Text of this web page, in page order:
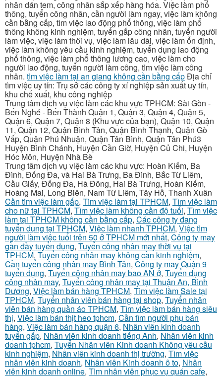
nhân dán tem, công nhân sắp xếp hàng hóa. Việc làm phổ
thông, tuyển công nhân, cần người làm ngay, việc làm không
cần bằng cấp, tìm việc lao động phổ thông, việc làm phổ
thông không kinh nghiệm, tuyển gấp công nhân, tuyển người
làm việc, việc làm thời vụ, việc làm lâu dài, việc làm ổn định,
việc làm không yêu cầu kinh nghiệm, tuyển dụng lao động
phổ thông, việc làm phổ thông lương cao, việc làm cho
người lao động, tuyển người làm công, tìm việc làm công
nhân. tìm việc làm tại an giang không cần bằng cấpĐịa chỉ
tìm việc uy tín: Trụ sở các công ty xí nghiệp sản xuất uy tín,
khu chế xuất, khu công nghiệp
Trung tâm dịch vụ việc làm các khu vực TPHCM: Sài Gòn -
Bến Nghé - Bến Thành Quận 1, Quận 3, Quận 4, Quận 5,
Quận 6, Quận 7, Quận 8 (Khu vực của bạn), Quận 10, Quận
11, Quận 12, Quận Bình Tân, Quận Bình Thạnh, Quận Gò
Vấp, Quận Phú Nhuận, Quận Tân Bình, Quận Tân Phú3
Huyện Bình Chánh, Huyện Cần Giờ, Huyện Củ Chi, Huyện
Hóc Môn, Huyện Nhà Bè
Trung tâm dịch vụ việc làm các khu vực: Hoàn Kiếm, Ba
Đình, Đống Đa, và Hai Bà Trưng, Ba Đình, Bắc Từ Liêm,
Cầu Giấy, Đống Đa, Hà Đông, Hai Bà Trưng, Hoàn Kiếm,
Hoàng Mai, Long Biên, Nam Từ Liêm, Tây Hồ, Thanh Xuân
Cần tìm việc làm gấp, Tìm việc làm tại TPHCM, Tìm việc làm
cho nữ tại TPHCM, Tìm việc làm không cần độ tuổi, Tìm việc
làm tại TPHCM không cần bằng cấp, Các công ty đang
tuyển dụng tại TPHCM, Việc làm nhanh TPHCM, Việc tìm
người làm việc tuổi trên 50 ở TPHCM mới nhất, Công ty may
gần đầy tuyển dụng, Tuyển công nhân may thời vụ tại
TPHCM, Tuyển công nhân may không cần kinh nghiệm,
Cần tuyển công nhân may Bình Tân, Công ty may Quận 9
tuyển dụng, Tuyển công nhân may bao AN ở, Tuyển dụng
công nhân may, Tuyển công nhân may tại Thuận An, Bình
Dương, Việc làm bán hàng TPHCM, Tìm việc làm Sale tại
TPHCM, Tuyển nhân viên bán hàng tại shop, Tuyển nhân
viên bán hàng quần áo TPHCM, Tìm việc làm bán hàng siêu
thị, Việc làm bán thịt heo tphcm, Cần tìm người phụ bán
hàng, Việc làm bán hàng quận 6, Nhân viên kinh doanh
tuyển gấp, Nhân viên kinh doanh tiếng Anh, Nhân viên kinh
doanh tphcm, Tuyển Nhân viên Kinh doanh Không yêu cầu
kinh nghiệm, Nhân viên kinh doanh thị trường, Tìm việc
nhân viên kinh doanh, Nhân viên Kinh doanh ô to, Nhân
viên kinh doanh online, Tìm nhân viên phục vụ quán cafe,